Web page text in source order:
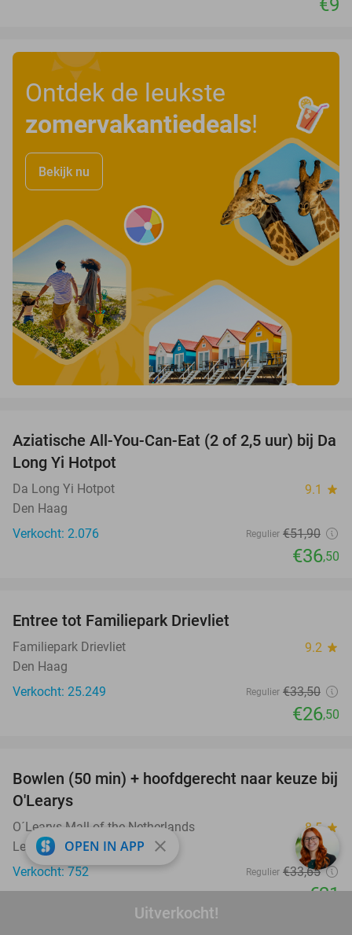
Uitverkocht!
€9
Ontdek de leukste
zomervakantiedeals!
Bekijk nu
30%
Aziatische All-You-Can-Eat (2 of 2,5 uur) bij Da
Long Yi Hotpot
Da Long Yi Hotpot 9.1 star
Den Haag
Verkocht: 2.076
Regulier €51,90
€36,50
Entree tot Familiepark Drievliet
Familiepark Drievliet 9.2 star
Den Haag
Verkocht: 25.249
Regulier €33,50
€26,50
38%
Bowlen (50 min) + hoofdgerecht naar keuze bij
O'Learys
O´Learys Mall of the Netherlands 8.5 star
Leidschendam
Verkocht: 752
Regulier €33,65
€21
OPEN IN APP close